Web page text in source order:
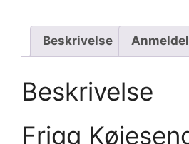
Beskrivelse
Beskrivelse
Frigg